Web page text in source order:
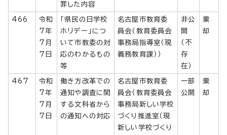
罪した内容
466
令和
7年
7月
7日
「県民の日学校
ホリデー」につ
いて市教委の対
応のわかるもの
等
名古屋市教育委
員会（教育委員会
事務局指導室（現
義務教育課））
非公
開
（不
存
在）
棄
却
467
令和
7年
7月
7日
働き方改革での
通知や調査に関
する文科省から
の通知への対応
名古屋市教育委
員会（教育委員会
事務局新しい学校
づくり推進室（現
新しい学校づくり
一部
公開
棄
却